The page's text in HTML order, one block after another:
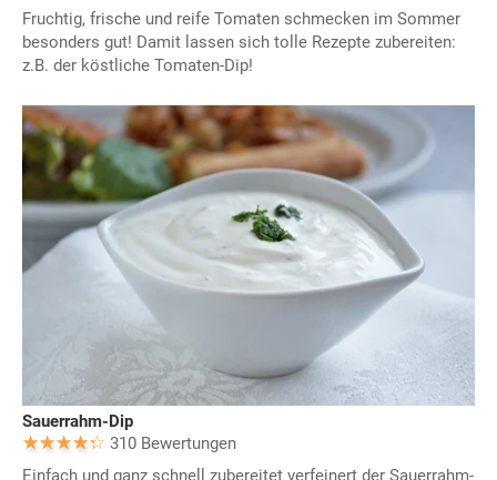
Fruchtig, frische und reife Tomaten schmecken im Sommer
besonders gut! Damit lassen sich tolle Rezepte zubereiten:
z.B. der köstliche Tomaten-Dip!
Sauerrahm-Dip
310 Bewertungen